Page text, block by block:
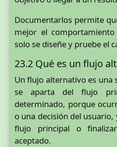
Documentarlos permite
mejor el
solo se diseñe y pruebe el
23.2 Qué es un flujo
Un flujo alternativo es una
se aparta del flujo
determinado, porque
o una decisión del
flujo principal o
aceptado.